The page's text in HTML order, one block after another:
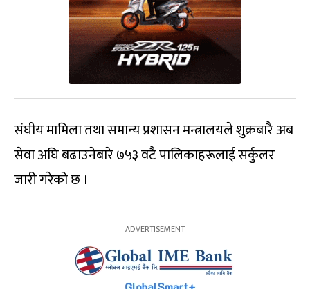
संघीय मामिला तथा समान्य प्रशासन मन्त्रालयले शुक्रबारै अब
सेवा अघि बढाउनेबारे ७५३ वटै पालिकाहरूलाई सर्कुलर
जारी गरेको छ ।